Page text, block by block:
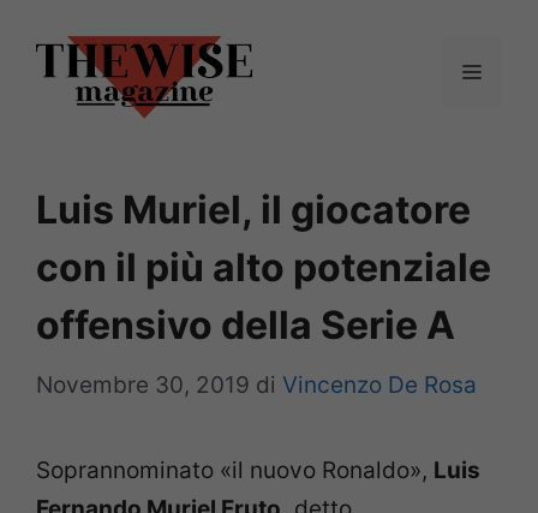
contenuto
Menu
Luis Muriel, il giocatore
con il più alto potenziale
offensivo della Serie A
Novembre 30, 2019 di Vincenzo De Rosa
Soprannominato «il nuovo Ronaldo», Luis